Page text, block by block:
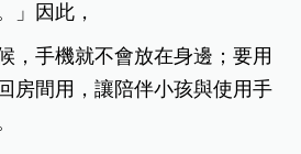
」因此，
，手機就不會放在身邊；要用
房間用，讓陪伴小孩與使用手